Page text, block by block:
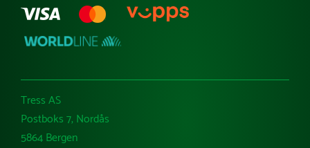
Tress AS
Postboks 7, Nordås
5864 Bergen